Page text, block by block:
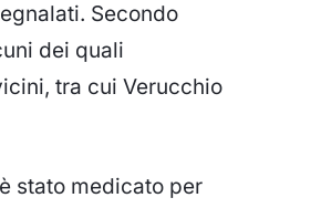
Secondo
dei quali
tra cui Verucchio
stato medicato per